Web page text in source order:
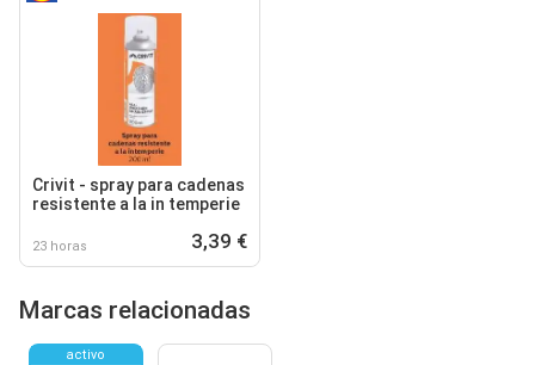
Crivit - spray para cadenas
resistente a la in temperie
23 horas 3,39 €
Marcas relacionadas
activo